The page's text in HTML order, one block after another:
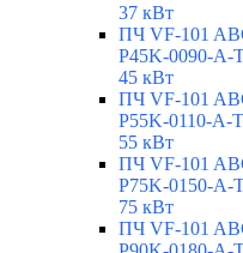
37 кВт
ПЧ VF-101
P45K-0090-A-
45 кВт
ПЧ VF-101
P55K-0110-A-
55 кВт
ПЧ VF-101
P75K-0150-A-
75 кВт
ПЧ VF-101